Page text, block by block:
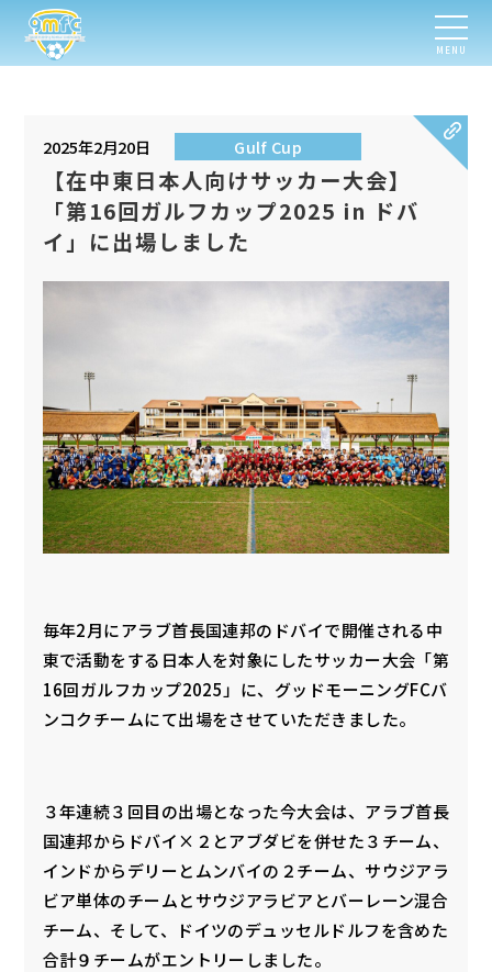
MENU
2025年2月20日 Gulf Cup
【在中東日本人向けサッカー大会】
「第16回ガルフカップ2025 in ドバ
イ」に出場しました
毎年2月にアラブ首長国連邦のドバイで開催される中
東で活動をする日本人を対象にしたサッカー大会「第
16回ガルフカップ2025」に、グッドモーニングFCバ
ンコクチームにて出場をさせていただきました。
３年連続３回目の出場となった今大会は、アラブ首長
国連邦からドバイ×２とアブダビを併せた３チーム、
インドからデリーとムンバイの２チーム、サウジアラ
ビア単体のチームとサウジアラビアとバーレーン混合
チーム、そして、ドイツのデュッセルドルフを含めた
合計９チームがエントリーしました。